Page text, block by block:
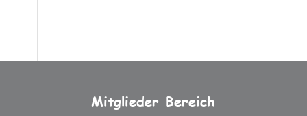
Mitglieder Bereich